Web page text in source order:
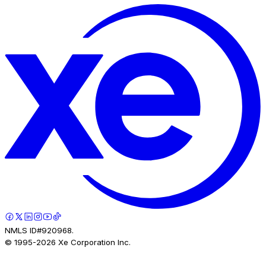
NMLS ID#920968.
© 1995-2026 Xe Corporation Inc.